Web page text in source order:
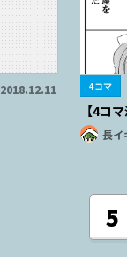
2018.12.11 4コマ
【4コ
長イ
5